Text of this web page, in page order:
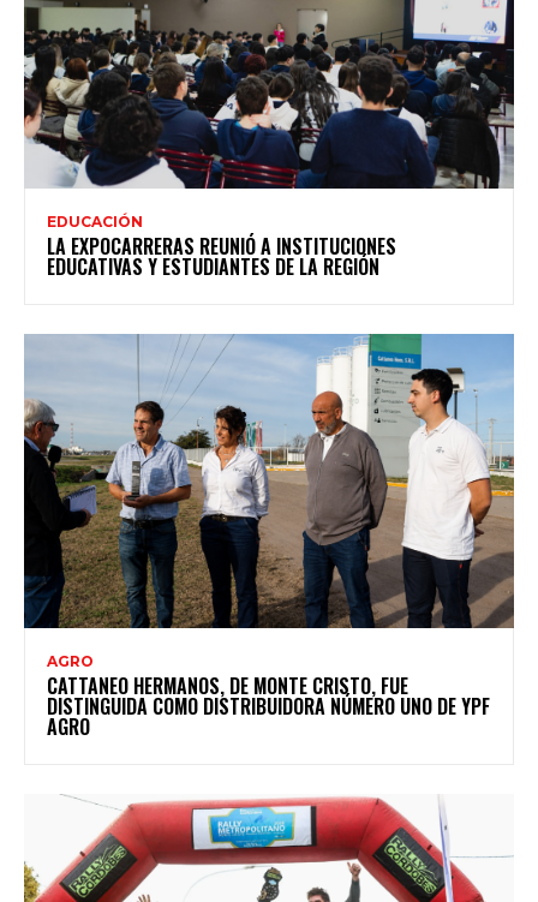
EDUCACIÓN
LA EXPOCARRERAS REUNIÓ A INSTITUCIONES
EDUCATIVAS Y ESTUDIANTES DE LA REGIÓN
AGRO
CATTANEO HERMANOS, DE MONTE CRISTO, FUE
DISTINGUIDA COMO DISTRIBUIDORA NÚMERO UNO DE YPF
AGRO